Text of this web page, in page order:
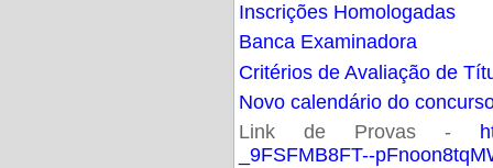
Inscrições Homologadas
Banca Examinadora
Critérios de Avaliação de
Novo calendário do
Link de Provas -
_9FSFMB8FT--